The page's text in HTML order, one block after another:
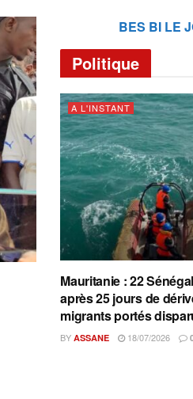
BES BI LE
Politique
A L'INSTANT
Mauritanie : 22
après 25 jours de
migrants portés
BY ASSANE 18/07/2026